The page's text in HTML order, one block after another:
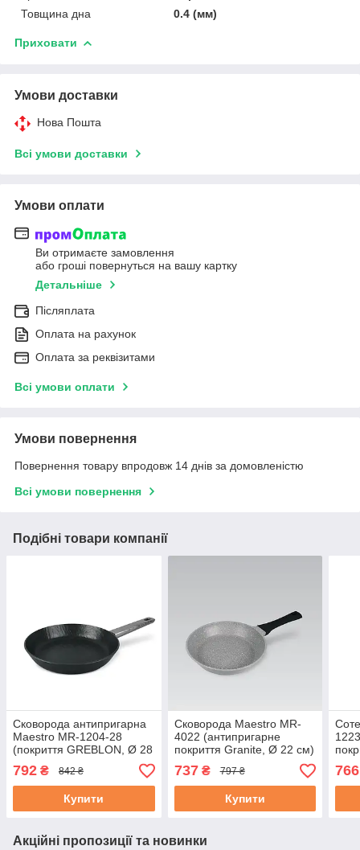
Товщина дна
0.4 (мм)
Приховати
Умови доставки
Нова Пошта
Всі умови доставки
Умови оплати
Ви отримаєте замовлення
або гроші повернуться на вашу картку
Детальніше
Післяплата
Оплата на рахунок
Оплата за реквізитами
Всі умови оплати
Умови повернення
Повернення товару впродовж 14 днів за домовленістю
Всі умови повернення
Подібні товари компанії
Сковорода антипригарна
Maestro MR-1204-28
(покриття GREBLON, Ø 28
см) | сковорідка Маестро,
сотейник Маестро
792 ₴ 842 ₴
Купити
Сковорода Maestro MR-
4022 (антипригарне
покриття Granite, Ø 22 см)
Маестро
737₴ 797 ₴
Купити
766
Акційні пропозиції та новинки